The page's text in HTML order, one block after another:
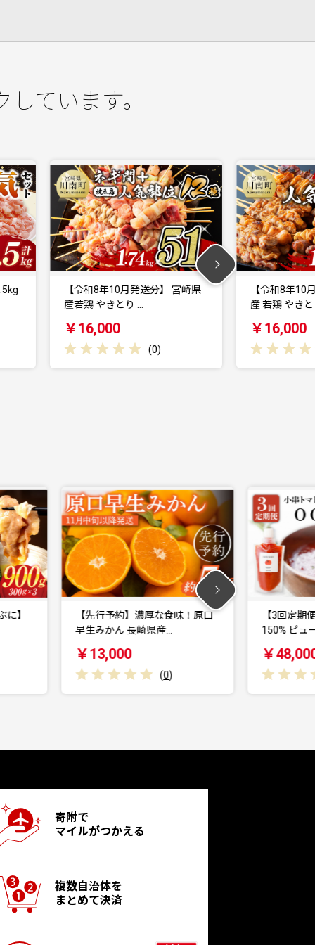
ています。
【令和8年10月発送分】 宮崎県
産若鶏 やきとり …
￥16,000
(0
【令和8年10月
産 若鶏 やきとり…
￥16,000
【先行予約】濃厚な食味！原口
早生みかん 長崎県産…
￥13,000
( 0)
【3回定期便】
150% ピューレ
￥48,000
寄附で
マイルがつかえる
複数自治体を
まとめて決済